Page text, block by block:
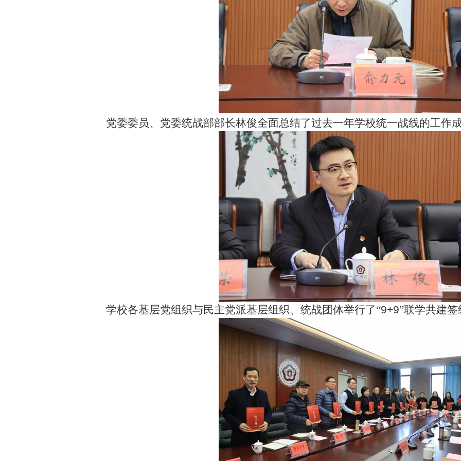
党委委员、党委统战部部长林俊全面总结了过去一年学校统一战线的工作
学校各基层党组织与民主党派基层组织、统战团体举行了“9+9”联学共建